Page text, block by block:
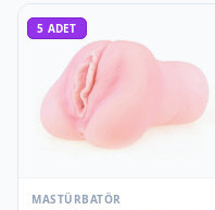
5 ADET
MASTÜRBATÖR